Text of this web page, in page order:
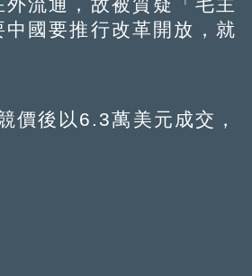
流通，故被質疑「毛主
國要推行改革開放，就
後以6.3萬美元成交，